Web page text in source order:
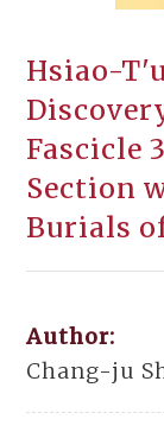
Hsiao-
Fascicle
Section
Burials
Author:
Chang-ju